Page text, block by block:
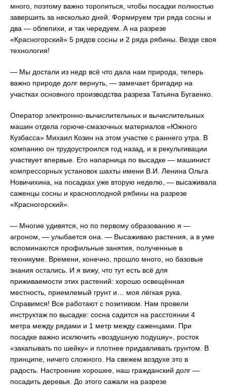
много, поэтому важно торопиться, чтобы посадки полностью
завершить за несколько дней. Формируем три ряда сосны и
два ― облепихи, и так чередуем. А на разрезе
«Красногорский» 5 рядов сосны и 2 ряда рябины. Везде своя
технология!
― Мы достали из недр всё что дала нам природа, теперь
важно природе долг вернуть, ― замечает бригадир на
участках основного производства разреза Татьяна Бугаенко.
Оператор электронно-вычислительных и вычислительных
машин отдела горюче-смазочных материалов «Южного
Кузбасса» Михаил Козин на этом участке с раннего утра. В
компанию он трудоустроился год назад, и в рекультивации
участвует впервые. Его напарница по высадке ― машинист
компрессорных установок шахты имени В.И. Ленина Ольга
Новичихина, на посадках уже вторую неделю, ― высаживала
саженцы сосны и красноплодной рябины на разрезе
«Красногорский».
― Многие удивятся, но по первому образованию я ―
агроном, ― улыбается она. ― Высаживаю растения, а в уме
вспоминаются профильные занятия, полученные в
техникуме. Времени, конечно, прошло много, но базовые
знания остались. И я вижу, что тут есть всё для
приживаемости этих растений: хорошо освещённая
местность, приемлемый грунт и… моя лёгкая рука.
Справимся! Все работают с позитивом. Нам провели
инструктаж по высадке: сосна садится на расстоянии 4
метра между рядами и 1 метр между саженцами. При
посадке важно исключить «воздушную подушку», росток
«закапывать по шейку» и плотнее придавливать грунтом. В
принципе, ничего сложного. На свежем воздухе это в
радость. Настроение хорошее, наш гражданский долг ―
посадить деревья. До этого сажали на разрезе